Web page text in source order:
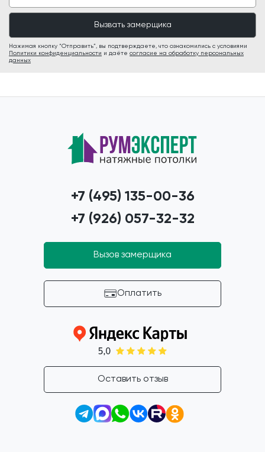
Нажимая кнопку “Отправить”, вы подтверждаете, что ознакомились с условиями
Политики конфиденциальности и даёте согласие на обработку персональных
данных
+7 (495) 135-00-36
+7 (926) 057-32-32
Вызов замерщика
Оплатить
Оставить отзыв